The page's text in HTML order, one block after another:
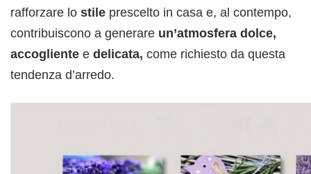
rafforzare lo stile prescelto in casa e, al contempo,
contribuiscono a generare un’atmosfera dolce,
accogliente e delicata, come richiesto da questa
tendenza d’arredo.